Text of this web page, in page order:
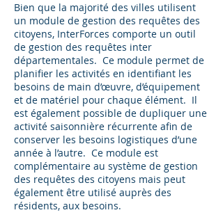
Bien que la majorité des villes utilisent
un module de gestion des requêtes des
citoyens, InterForces comporte un outil
de gestion des requêtes inter
départementales. Ce module permet de
planifier les activités en identifiant les
besoins de main d’œuvre, d’équipement
et de matériel pour chaque élément. Il
est également possible de dupliquer une
activité saisonnière récurrente afin de
conserver les besoins logistiques d’une
année à l’autre. Ce module est
complémentaire au système de gestion
des requêtes des citoyens mais peut
également être utilisé auprès des
résidents, aux besoins.